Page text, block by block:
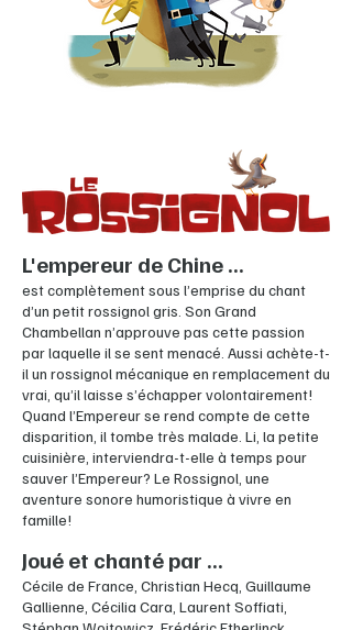
L'empereur de Chine ...
est complètement sous l’emprise du chant
d’un petit rossignol gris. Son Grand
Chambellan n’approuve pas cette passion
par laquelle il se sent menacé. Aussi achète-t-
il un rossignol mécanique en remplacement du
vrai, qu’il laisse s’échapper volontairement!
Quand l’Empereur se rend compte de cette
disparition, il tombe très malade. Li, la petite
cuisinière, interviendra-t-elle à temps pour
sauver l’Empereur? Le Rossignol, une
aventure sonore humoristique à vivre en
famille!
Joué et chanté par ...
Cécile de France, Christian Hecq, Guillaume
Gallienne, Cécilia Cara, Laurent Soffiati,